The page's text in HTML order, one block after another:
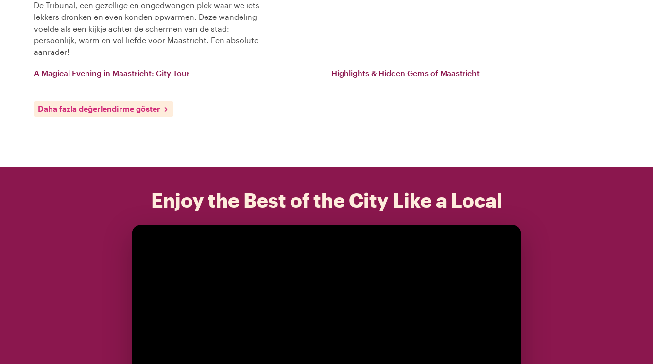
De Tribunal, een gezellige en ongedwongen plek waar we iets
lekkers dronken en even konden opwarmen. Deze wandeling
voelde als een kijkje achter de schermen van de stad:
persoonlijk, warm en vol liefde voor Maastricht. Een absolute
aanrader!
A Magical Evening in Maastricht: City Tour Highlights & Hidden Gems of Maastricht
Daha fazla değerlendirme göster
Enjoy the Best of the City Like a Local